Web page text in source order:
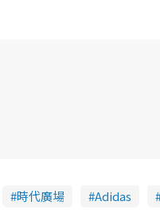
時代廣場 Adidas